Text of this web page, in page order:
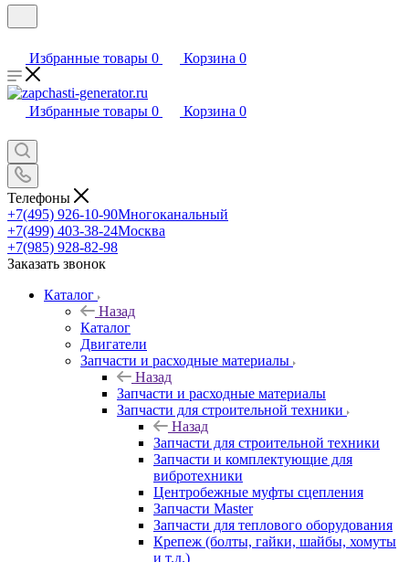
Избранные товары 0 Корзина 0
Избранные товары 0 Корзина 0
Телефоны
+7(495) 926-10-90Многоканальный
+7(499) 403-38-24Москва
+7(985) 928-82-98
Заказать звонок
Каталог
Назад
Каталог
Двигатели
Запчасти и расходные материалы
Назад
Запчасти и расходные материалы
Запчасти для строительной техники
Назад
Запчасти для строительной техники
Запчасти и комплектующие для
вибротехники
Центробежные муфты сцепления
Запчасти Master
Запчасти для теплового оборудования
Крепеж (болты, гайки, шайбы, хомуты
и т.д.)